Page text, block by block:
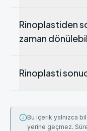
Rinoplastiden
zaman
Rinoplasti
Bu içerik yalnızca
yerine geçmez.